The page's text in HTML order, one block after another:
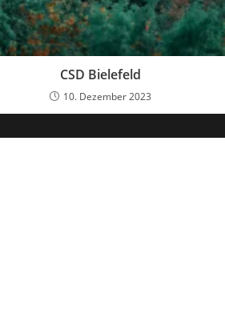
CSD Bielefeld
10. Dezember 2023